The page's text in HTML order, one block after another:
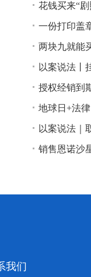
还得赔钱
花钱买来“
一份打印盖
谁说了算？
两块九就能
以案说法丨
逃高速通行
授权经销到
权！
地球日+法
法”
以案说法｜
局！
销售恩诺沙
我们